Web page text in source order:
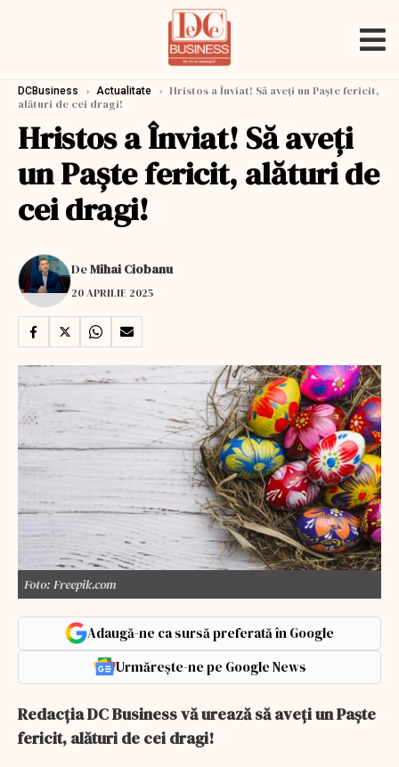
DCBusiness › Actualitate › Hristos a Înviat! Să aveţi un Paşte fericit,
alături de cei dragi!
Hristos a Înviat! Să aveţi
un Paşte fericit, alături de
cei dragi!
DeMihai Ciobanu
20 APRILIE 2025
Foto: Freepik.com
Adaugă-ne ca sursă preferată în Google
Urmărește-ne pe Google News
Redacţia DC Business vă urează să aveţi un Paşte
fericit, alături de cei dragi!